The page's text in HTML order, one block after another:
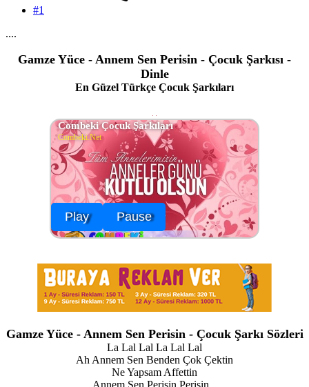
#1
....
Gamze Yüce - Annem Sen Perisin - Çocuk Şarkısı -
Dinle
En Güzel Türkçe Çocuk Şarkıları
Combeki Çocuk Şarkıları
Combeki.Net
Play Pause
Gamze Yüce - Annem Sen Perisin - Çocuk Şarkı Sözleri
La Lal Lal La Lal Lal
Ah Annem Sen Benden Çok Çektin
Ne Yapsam Affettin
Annem Sen Perisin Perisin...